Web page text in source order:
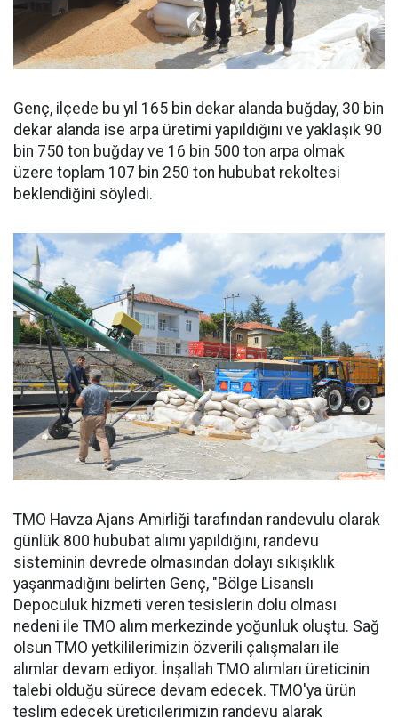
Genç, ilçede bu yıl 165 bin dekar alanda buğday, 30 bin
dekar alanda ise arpa üretimi yapıldığını ve yaklaşık 90
bin 750 ton buğday ve 16 bin 500 ton arpa olmak
üzere toplam 107 bin 250 ton hububat rekoltesi
beklendiğini söyledi.
TMO Havza Ajans Amirliği tarafından randevulu olarak
günlük 800 hububat alımı yapıldığını, randevu
sisteminin devrede olmasından dolayı sıkışıklık
yaşanmadığını belirten Genç, "Bölge Lisanslı
Depoculuk hizmeti veren tesislerin dolu olması
nedeni ile TMO alım merkezinde yoğunluk oluştu. Sağ
olsun TMO yetkililerimizin özverili çalışmaları ile
alımlar devam ediyor. İnşallah TMO alımları üreticinin
talebi olduğu sürece devam edecek. TMO'ya ürün
teslim edecek üreticilerimizin randevu alarak